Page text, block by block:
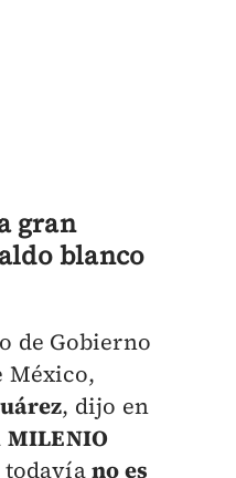
gran
blanco
de Gobierno
México,
, dijo en
MILENIO
todavíano es